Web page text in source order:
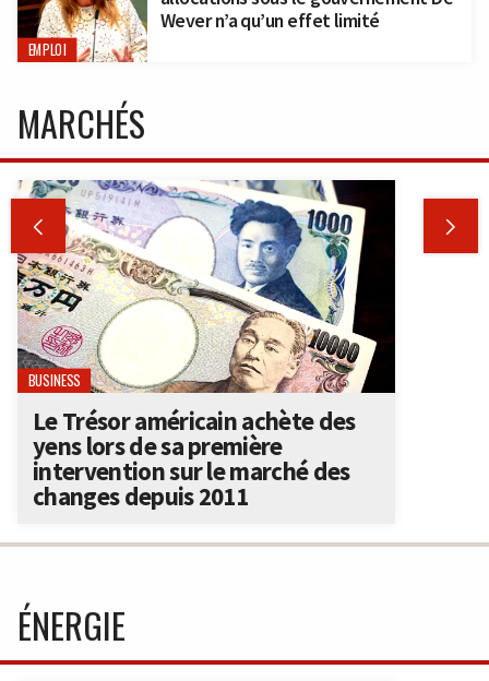
EMPLOI
Wever n’a qu’un effet limité
MARCHÉS
 
BUSINESS
Le Trésor américain achète des
yens lors de sa première
intervention sur le marché des
changes depuis 2011
ÉNERGIE